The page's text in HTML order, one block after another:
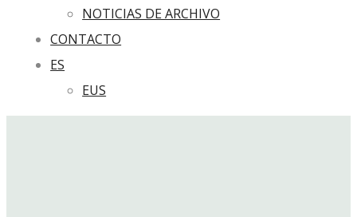
NOTICIAS DE ARCHIVO
CONTACTO
ES
EUS